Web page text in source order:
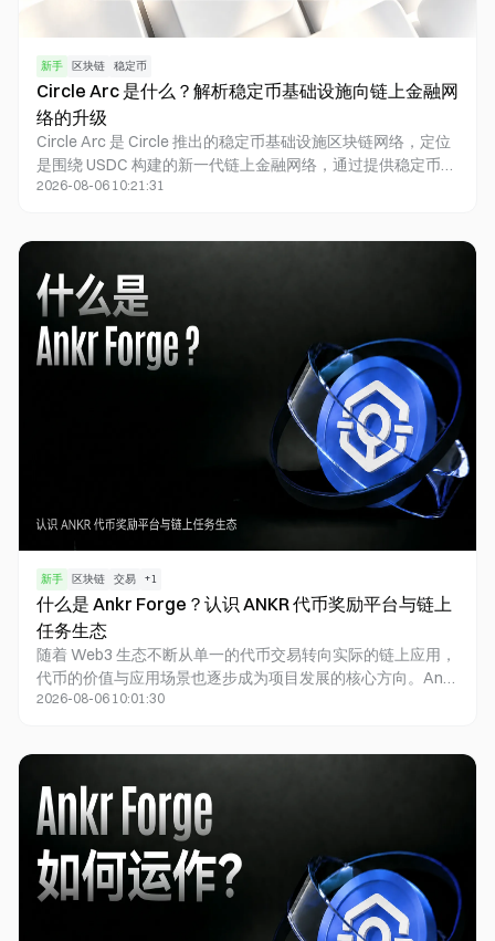
新手 区块链 稳定币
Circle Arc 是什么？解析稳定币基础设施向链上金融网
络的升级
Circle Arc 是 Circle 推出的稳定币基础设施区块链网络，定位
是围绕 USDC 构建的新一代链上金融网络，通过提供稳定币原
生的结算环境、金融应用支持和机构级基础设施，推动数字美
2026-08-06 10:21:31
新手 区块链 交易 +1
什么是 Ankr Forge？认识 ANKR 代币奖励平台与链上
任务生态
随着 Web3 生态不断从单一的代币交易转向实际的链上应用，
代币的价值与应用场景也逐步成为项目发展的核心方向。Ankr
推出的 Ankr Forge 平台集成了任务奖励、合作伙伴活动以及
2026-08-06 10:01:30